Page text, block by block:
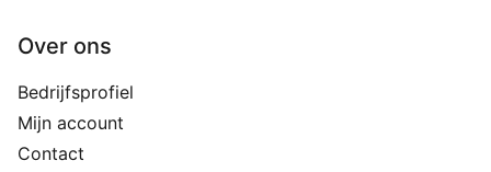
Over ons
Bedrijfsprofiel
Mijn account
Contact